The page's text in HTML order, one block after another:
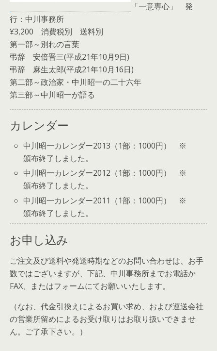
「一意専心」 発
行：中川事務所
¥3,200 消費税別 送料別
第一部～別れの言葉
弔辞 安倍晋三(平成21年10月9日)
弔辞 麻生太郎(平成21年10月16日)
第二部～政治家・中川昭一の二十六年
第三部～中川昭一が語る
カレンダー
中川昭一カレンダー2013（1部：1000円） ※
頒布終了しました。
中川昭一カレンダー2012（1部：1000円） ※
頒布終了しました。
中川昭一カレンダー2011（1部：1000円） ※
頒布終了しました。
お申し込み
ご注文及び送料や発送時期などのお問い合わせは、お手
数ではございますが、下記、中川事務所までお電話か
FAX、またはフォームにてお願いいたします。
（なお、代金引換えによるお買い求め、および運送会社
の営業所留めによるお受け取りはお取り扱いできませ
ん。ご了承下さい。）